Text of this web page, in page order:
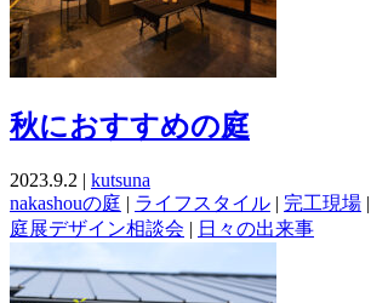
秋におすすめの庭
2023.9.2 | kutsuna
nakashouの庭 | ライフスタイル | 完工現場 |
庭展デザイン相談会 | 日々の出来事